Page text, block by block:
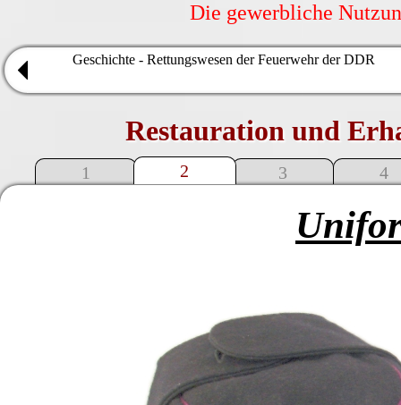
Die gewerbliche
Geschichte - Rettungswesen der Feuerwehr der DDR
Restauration und
1 2 3 4